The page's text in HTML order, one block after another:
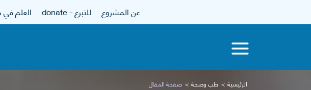
عن المشروع للتبرع - donate العلم في
الرئيسية طب وصحة صفحة المقال